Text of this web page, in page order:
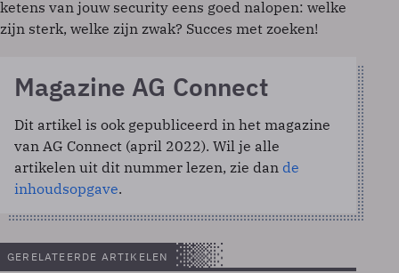
ketens van jouw security eens goed nalopen: welke
zijn sterk, welke zijn zwak? Succes met zoeken!
Magazine AG Connect
Dit artikel is ook gepubliceerd in het magazine
van AG Connect (april 2022). Wil je alle
artikelen uit dit nummer lezen, zie dan de
inhoudsopgave.
GERELATEERDE ARTIKELEN